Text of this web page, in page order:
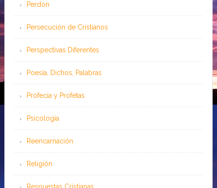
Perdón
Persecución de Cristianos
Perspectivas Diferentes
Poesía, Dichos, Palabras
Profecía y Profetas
Psicología
Reencarnación
Religión